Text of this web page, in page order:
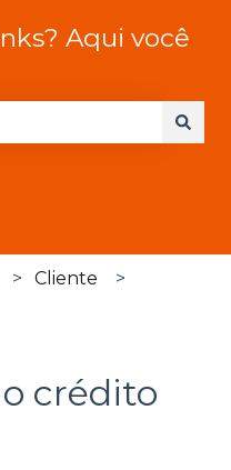
Aqui você
Cliente
crédito